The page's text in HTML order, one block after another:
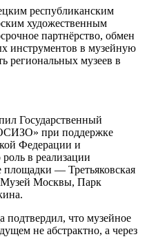
республиканским
художественным
партнёрство, обмен
инструментов в музейную
региональных музеев в
Государственный
при поддержке
Федерации и
в реализации
— Третьяковская
Музей Москвы, Парк
что музейное
не абстрактно, а через